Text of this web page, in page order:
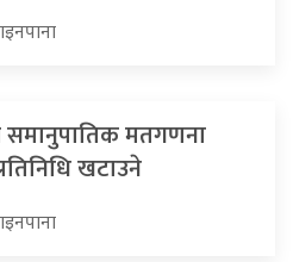
समानुपातिक मतगणना
खटाउने